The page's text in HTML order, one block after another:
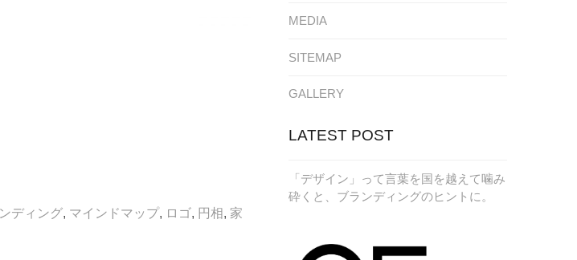
ディング, マインドマップ, ロゴ, 円相, 家
MEDIA
SITEMAP
GALLERY
LATEST POST
「デザイン」って言葉を国を越えて噛み
砕くと、ブランディングのヒントに。